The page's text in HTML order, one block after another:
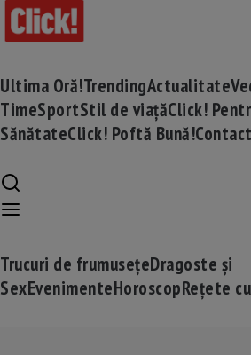
Ultima Oră!TrendingActualitate
TimeSportStil de viațăClick!
SănătateClick! Poftă Bună!Contact
Trucuri de frumusețeDragoste și
SexEvenimenteHoroscopRețete